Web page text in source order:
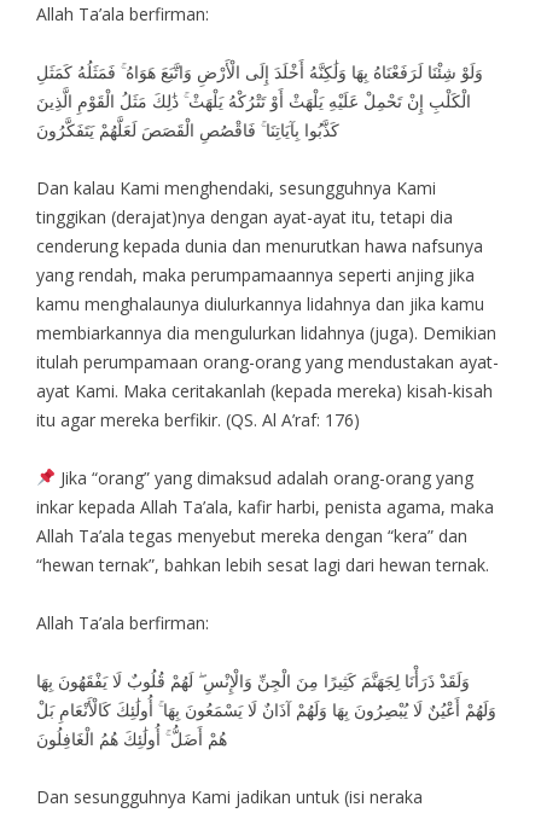
Allah Ta’ala berfirman:
وَلَوْ شِئْنَا لَرَفَعْنَاهُ بِهَا وَلَٰكِنَّهُ أَخْلَدَ إِلَى الْأَرْضِ وَاتَّبَعَ هَوَاهُ ۚ فَمَثَلُهُ كَمَثَلِ
الْكَلْبِ إِنْ تَحْمِلْ عَلَيْهِ يَلْهَثْ أَوْ تَتْرُكْهُ يَلْهَثْ ۚ ذَٰلِكَ مَثَلُ الْقَوْمِ الَّذِينَ
كَذَّبُوا بِآيَاتِنَا ۚ فَاقْصُصِ الْقَصَصَ لَعَلَّهُمْ يَتَفَكَّرُونَ
Dan kalau Kami menghendaki, sesungguhnya Kami
tinggikan (derajat)nya dengan ayat-ayat itu, tetapi dia
cenderung kepada dunia dan menurutkan hawa nafsunya
yang rendah, maka perumpamaannya seperti anjing jika
kamu menghalaunya diulurkannya lidahnya dan jika kamu
membiarkannya dia mengulurkan lidahnya (juga). Demikian
itulah perumpamaan orang-orang yang mendustakan ayat-
ayat Kami. Maka ceritakanlah (kepada mereka) kisah-kisah
itu agar mereka berfikir. (QS. Al A’raf: 176)
Jika “orang” yang dimaksud adalah orang-orang yang
inkar kepada Allah Ta’ala, kafir harbi, penista agama, maka
Allah Ta’ala tegas menyebut mereka dengan “kera” dan
“hewan ternak”, bahkan lebih sesat lagi dari hewan ternak.
Allah Ta’ala berfirman:
وَلَقَدْ ذَرَأْنَا لِجَهَنَّمَ كَثِيرًا مِنَ الْجِنِّ وَالْإِنْسِ ۖ لَهُمْ قُلُوبٌ لَا يَفْقَهُونَ بِهَا
وَلَهُمْ أَعْيُنٌ لَا يُبْصِرُونَ بِهَا وَلَهُمْ آذَانٌ لَا يَسْمَعُونَ بِهَا ۚ أُولَٰئِكَ كَالْأَنْعَامِ بَلْ
هُمْ أَضَلُّ ۚ أُولَٰئِكَ هُمُ الْغَافِلُونَ
Dan sesungguhnya Kami jadikan untuk (isi neraka